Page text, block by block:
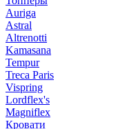
Auriga
Astral
Altrenotti
Kamasana
Tempur
Treca Paris
Vispring
Lordflex's
Magniflex
Кровати